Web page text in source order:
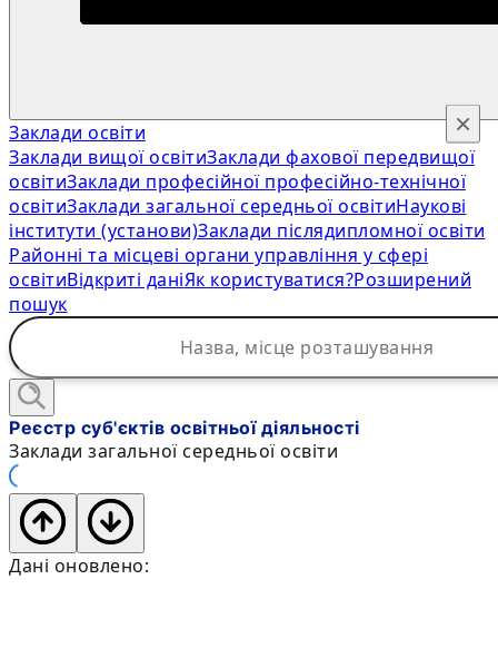
Заклади освіти
Заклади вищої освітиЗаклади фахової передвищої
освітиЗаклади професійної професійно-технічної
освітиЗаклади загальної середньої освітиНаукові
інститути (установи)Заклади післядипломної освіти
Районні та місцеві органи управління у сфері
освітиВідкриті даніЯк користуватися?Розширений
пошук
×
Реєстр суб'єктів освітньої діяльності
Заклади загальної середньої освіти
Дані оновлено: